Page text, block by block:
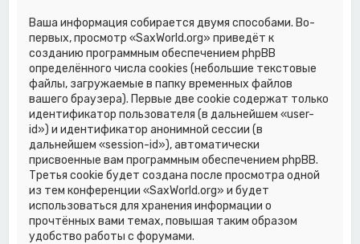
Ваша информация собирается двумя способами. Во-
первых, просмотр «SaxWorld.org» приведёт к
созданию программным обеспечением phpBB
определённого числа cookies (небольшие текстовые
файлы, загружаемые в папку временных файлов
вашего браузера). Первые две cookie содержат только
идентификатор пользователя (в дальнейшем «user-
id») и идентификатор анонимной сессии (в
дальнейшем «session-id»), автоматически
присвоенные вам программным обеспечением phpBB.
Третья cookie будет создана после просмотра одной
из тем конференции «SaxWorld.org» и будет
использоваться для хранения информации о
прочтённых вами темах, повышая таким образом
удобство работы с форумами.